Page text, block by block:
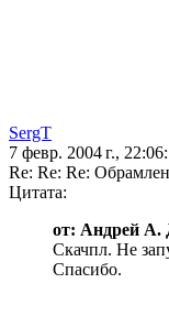
SergT
7 февр. 2004 г.,
Re: Re: Re:
Цитата:
от: Андрей А.
Скачпл. Не
Спасибо.